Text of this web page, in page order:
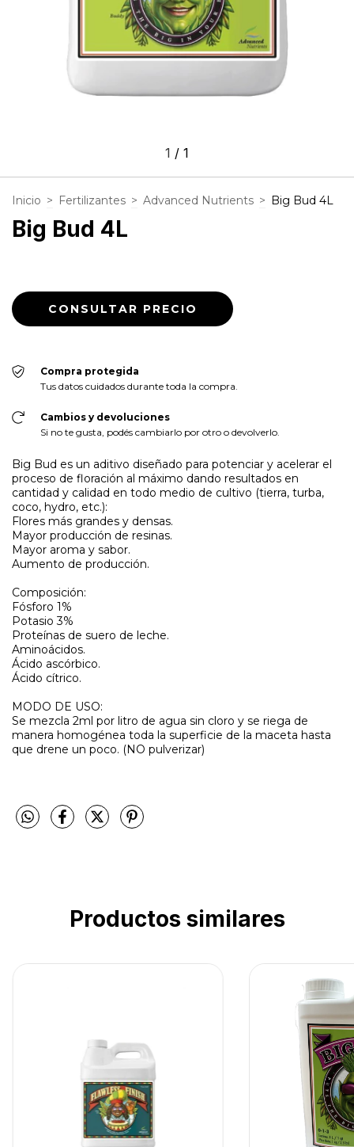
1 / 1
Inicio > Fertilizantes > Advanced Nutrients > Big Bud 4L
Big Bud 4L
Compra protegida
Tus datos cuidados durante toda la compra.
Cambios y devoluciones
Si no te gusta, podés cambiarlo por otro o devolverlo.
Big Bud es un aditivo diseñado para potenciar y acelerar el
proceso de floración al máximo dando resultados en
cantidad y calidad en todo medio de cultivo (tierra, turba,
coco, hydro, etc.):
Flores más grandes y densas.
Mayor producción de resinas.
Mayor aroma y sabor.
Aumento de producción.
Composición:
Fósforo 1%
Potasio 3%
Proteínas de suero de leche.
Aminoácidos.
Ácido ascórbico.
Ácido cítrico.
MODO DE USO:
Se mezcla 2ml por litro de agua sin cloro y se riega de
manera homogénea toda la superficie de la maceta hasta
que drene un poco. (NO pulverizar)
Productos similares